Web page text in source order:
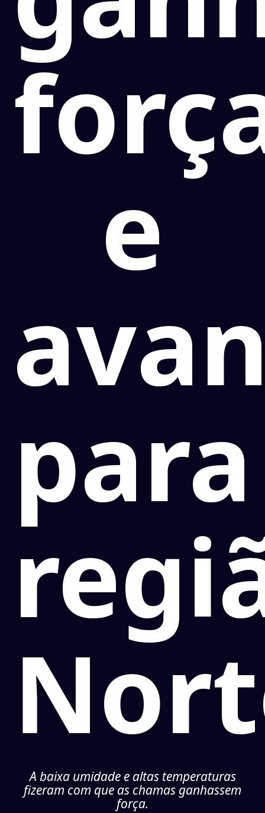
e
para
A baixa umidade e altas temperaturas
fizeram com que as chamas ganhassem
força.